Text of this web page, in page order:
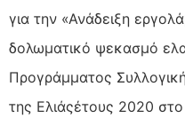
για την «Ανάδειξη
δολωματικό ψεκασμό
Προγράμματος
της Ελιάςέτους 2020